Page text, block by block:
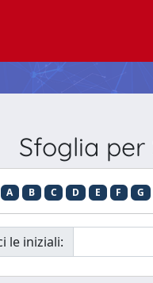
Sfoglia per
A B C D E F G
le iniziali: